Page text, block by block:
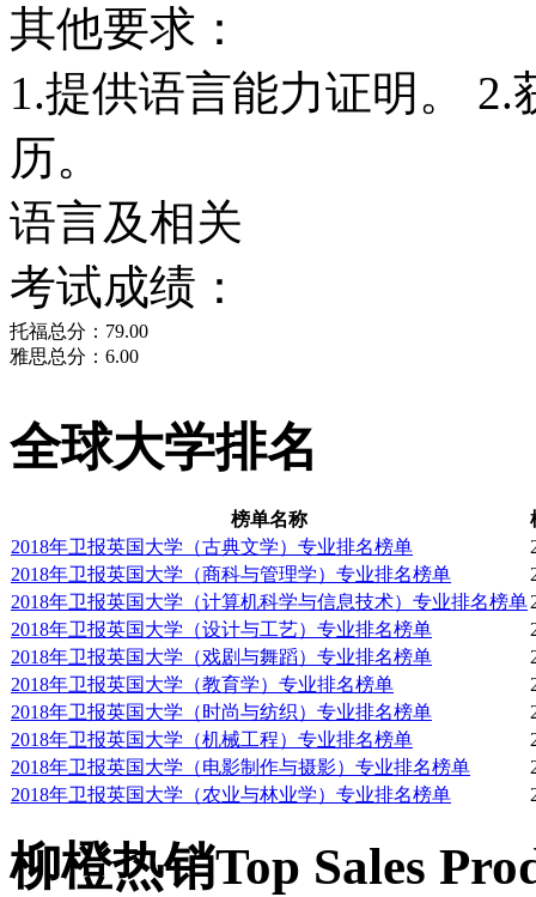
其他要求：
1.提供语言能力证明。
历。
语言及相关
考试成绩：
托福总分：79.00
雅思总分：6.00
全球大学排名
榜单名称
2018年卫报英国大学（古典文学）专业排名榜单
2018年卫报英国大学（商科与管理学）专业排名榜单
2018年卫报英国大学（计算机科学与信息技术）专业排名榜单
2018年卫报英国大学（设计与工艺）专业排名榜单
2018年卫报英国大学（戏剧与舞蹈）专业排名榜单
2018年卫报英国大学（教育学）专业排名榜单
2018年卫报英国大学（时尚与纺织）专业排名榜单
2018年卫报英国大学（机械工程）专业排名榜单
2018年卫报英国大学（电影制作与摄影）专业排名榜单
2018年卫报英国大学（农业与林业学）专业排名榜单
柳橙热销Top Sales